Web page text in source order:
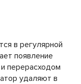
в регулярной
появление
перерасходом
удаляют в